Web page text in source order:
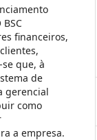
financeiros,
que, à
de
gerencial
como
a empresa.